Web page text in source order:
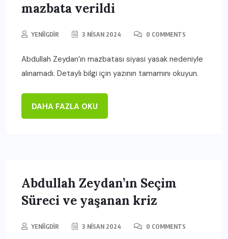
mazbata verildi
YENIIGDIR 3 NISAN 2024 0 COMMENTS
Abdullah Zeydan’ın mazbatası siyasi yasak nedeniyle
alınamadı. Detaylı bilgi için yazının tamamını okuyun.
DAHA FAZLA OKU
Abdullah Zeydan’ın Seçim
Süreci ve yaşanan kriz
YENIIGDIR 3 NISAN 2024 0 COMMENTS